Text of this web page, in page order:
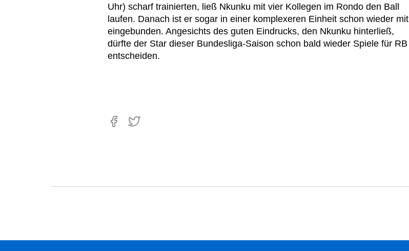
Uhr) scharf trainierten, ließ Nkunku mit vier Kollegen im Rondo den Ball
laufen. Danach ist er sogar in einer komplexeren Einheit schon wieder mit
eingebunden. Angesichts des guten Eindrucks, den Nkunku hinterließ,
dürfte der Star dieser Bundesliga-Saison schon bald wieder Spiele für RB
entscheiden.